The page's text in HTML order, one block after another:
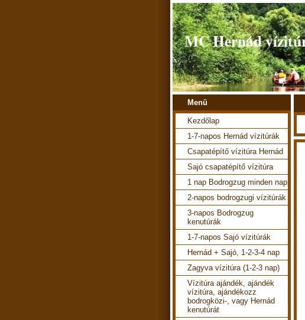
MC Hernád
Menü
Kezdőlap
1-7-napos Hernád vízitúrák
Csapatépítő vízitúra Hernád
Sajó csapatépítő vízitúra
1 nap Bodrogzug minden nap
2-napos bodrogzugi vízitúrák
3-napos Bodrogzug
kenutúrák
1-7-napos Sajó vízitúrák
Hernád + Sajó, 1-2-3-4 nap
Zagyva vízitúra (1-2-3 nap)
Vízitúra ajándék, ajándék
vízitúra, ajándékozz
bodrogközi-, vagy Hernád
kenutúrát